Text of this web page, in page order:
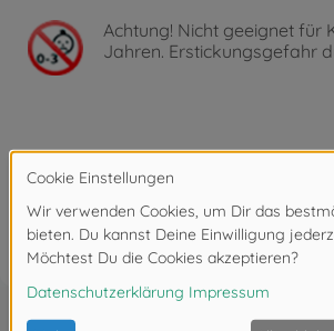
Achtung! Nicht geeignet für
Jahren. Erstickungsgefahr
Bewertungen
FAQ